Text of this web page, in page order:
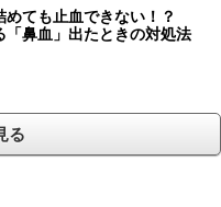
めても止血できない！？
「鼻血」出たときの対処法
る